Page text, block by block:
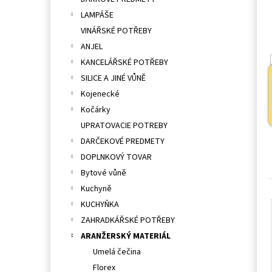
LAMPÁŠE
VINÁŘSKÉ POTŘEBY
ANJEL
KANCELÁŘSKÉ POTŘEBY
SILICE A JINÉ VŮNĚ
Kojenecké
Kočárky
UPRATOVACIE POTREBY
DARČEKOVÉ PREDMETY
DOPLNKOVÝ TOVAR
Bytové vůně
Kuchyně
KUCHYŇKA
ZAHRADKÁŘSKÉ POTŘEBY
ARANŽERSKÝ MATERIÁL
Umelá čečina
Florex